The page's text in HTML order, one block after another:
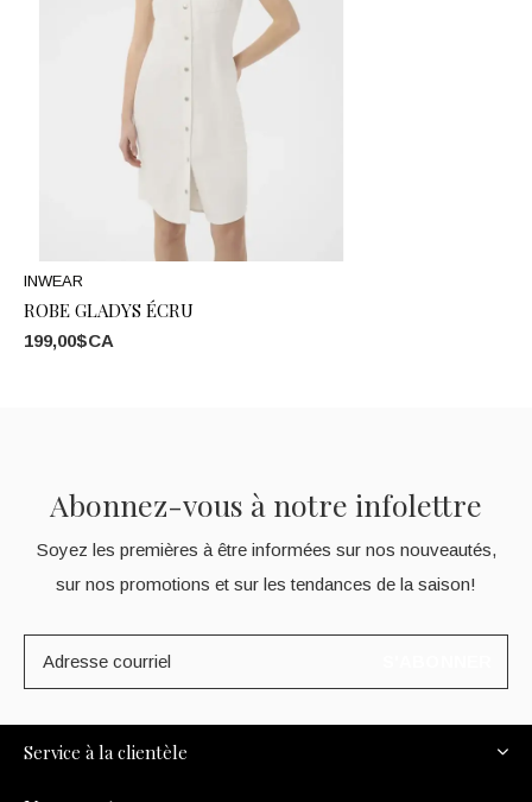
INWEAR
ROBE GLADYS ÉCRU
199,00$CA
Abonnez-vous à notre infolettre
Soyez les premières à être informées sur nos nouveautés,
sur nos promotions et sur les tendances de la saison!
Service à la clientèle